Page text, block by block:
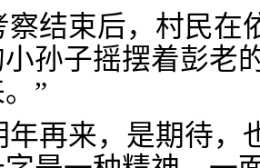
察结束后，村民在
孙子摇摆着彭老
”
年再来，是期待，